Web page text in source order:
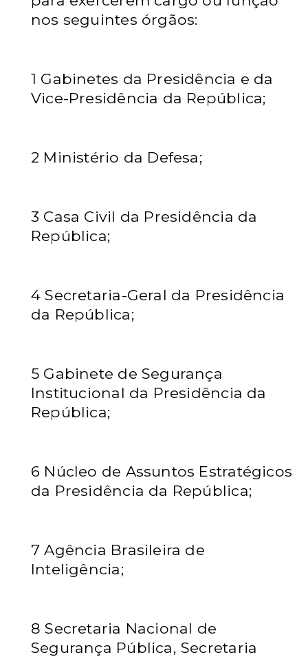
nos seguintes órgãos:
1 Gabinetes da Presidência e da
Vice-Presidência da República;
2 Ministério da Defesa;
3 Casa Civil da Presidência da
República;
4 Secretaria-Geral da Presidência
da República;
5 Gabinete de Segurança
Institucional da Presidência da
República;
6 Núcleo de Assuntos Estratégicos
da Presidência da República;
7 Agência Brasileira de
Inteligência;
8 Secretaria Nacional de
Segurança Pública, Secretaria